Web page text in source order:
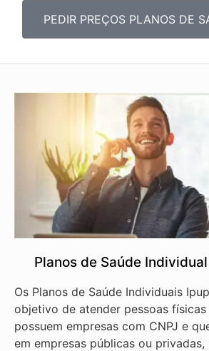
PEDIR PREÇOS PLANOS DE
Planos de Saúde
Os Planos de Saúde Individuais
objetivo de atender pessoas físicas
possuem empresas com CNPJ e
em empresas públicas ou privadas,